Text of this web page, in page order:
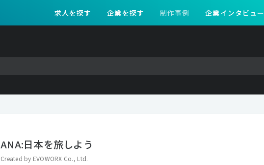
求人を探す 企業を探す 制作事例 企業インタビュー
ANA:日本を旅しよう
Created by EVOWORX Co., Ltd.